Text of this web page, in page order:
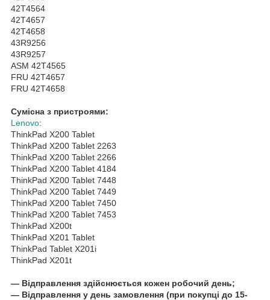
42T4564
42T4657
42T4658
43R9256
43R9257
ASM 42T4565
FRU 42T4657
FRU 42T4658
Сумісна з пристроями:
Lenovo:
ThinkPad X200 Tablet
ThinkPad X200 Tablet 2263
ThinkPad X200 Tablet 2266
ThinkPad X200 Tablet 4184
ThinkPad X200 Tablet 7448
ThinkPad X200 Tablet 7449
ThinkPad X200 Tablet 7450
ThinkPad X200 Tablet 7453
ThinkPad X200t
ThinkPad X201 Tablet
ThinkPad Tablet X201i
ThinkPad X201t
― Відправлення здійснюється кожен робочий день;
― Відправлення у день замовлення (при покупці до 15-